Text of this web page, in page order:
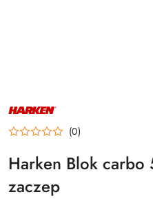
NAZWA
PRODUCENTA:
HARKEN (0)
Harken Blok carbo
zaczep